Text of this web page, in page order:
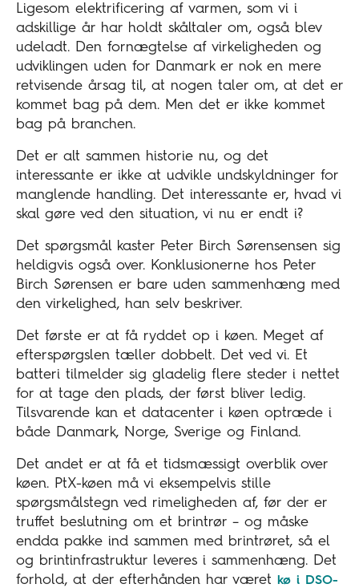
Ligesom elektrificering af varmen, som vi i
adskillige år har holdt skåltaler om, også blev
udeladt. Den fornægtelse af virkeligheden og
udviklingen uden for Danmark er nok en mere
retvisende årsag til, at nogen taler om, at det er
kommet bag på dem. Men det er ikke kommet
bag på branchen.
Det er alt sammen historie nu, og det
interessante er ikke at udvikle undskyldninger for
manglende handling. Det interessante er, hvad vi
skal gøre ved den situation, vi nu er endt i?
Det spørgsmål kaster Peter Birch Sørensensen sig
heldigvis også over. Konklusionerne hos Peter
Birch Sørensen er bare uden sammenhæng med
den virkelighed, han selv beskriver.
Det første er at få ryddet op i køen. Meget af
efterspørgslen tæller dobbelt. Det ved vi. Et
batteri tilmelder sig gladelig flere steder i nettet
for at tage den plads, der først bliver ledig.
Tilsvarende kan et datacenter i køen optræde i
både Danmark, Norge, Sverige og Finland.
Det andet er at få et tidsmæssigt overblik over
køen. PtX-køen må vi eksempelvis stille
spørgsmålstegn ved rimeligheden af, før der er
truffet beslutning om et brintrør – og måske
endda pakke ind sammen med brintrøret, så el
og brintinfrastruktur leveres i sammenhæng. Det
forhold, at der efterhånden har været
kø i DSO-